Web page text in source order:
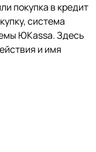
покупка в кредит
система
ЮKassa. Здесь
и имя